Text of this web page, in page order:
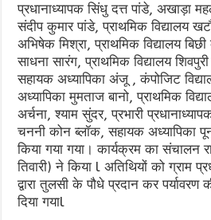
प्रधानाध्यापक सिंधु दत्त पांडे, अखाड़ा
संदीप कुमार पांडे, प्राथमिक विद्यालय
अभिषेक मिश्रा, प्राथमिक विद्यालय
साधना सारंग, प्राथमिक विद्यालय
सहायक अध्यापिका अंजू , कंपोजिट
अध्यापिका मुमताज बानो, प्राथमिक
अर्चना, श्याम सुंदर, प्रभारी
चननी कोन ब्लॉक, सहायक अध्यापिका
किया गया गया। कार्यक्रम का संचालन
तिवारी) ने किया l अतिथियों को ग्राम
द्वारा तुलसी के पौधे प्रदान कर पर्यावरण
दिया गयाl